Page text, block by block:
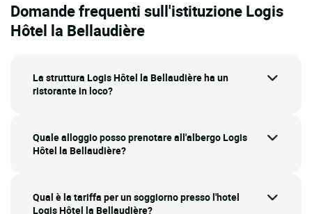
Domande frequenti sull'istituzione Logis
Hôtel la Bellaudière
La struttura Logis Hôtel la Bellaudière ha un
ristorante in loco?
Quale alloggio posso prenotare all'albergo Logis
Hôtel la Bellaudière?
Qual è la tariffa per un soggiorno presso l'hotel
Logis Hôtel la Bellaudière?